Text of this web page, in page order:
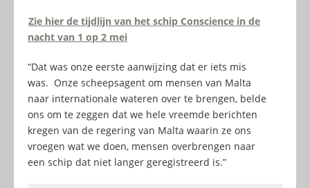
Zie hier de tijdlijn van het schip Conscience in de
nacht van 1 op 2 mei
“Dat was onze eerste aanwijzing dat er iets mis
was. Onze scheepsagent om mensen van Malta
naar internationale wateren over te brengen, belde
ons om te zeggen dat we hele vreemde berichten
kregen van de regering van Malta waarin ze ons
vroegen wat we doen, mensen overbrengen naar
een schip dat niet langer geregistreerd is.”